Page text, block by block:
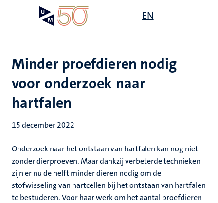
gaan
EN
Minder proefdieren nodig
voor onderzoek naar
hartfalen
15 december 2022
Onderzoek naar het ontstaan van hartfalen kan nog niet
zonder dierproeven. Maar dankzij verbeterde technieken
zijn er nu de helft minder dieren nodig om de
stofwisseling van hartcellen bij het ontstaan van hartfalen
te bestuderen. Voor haar werk om het aantal proefdieren